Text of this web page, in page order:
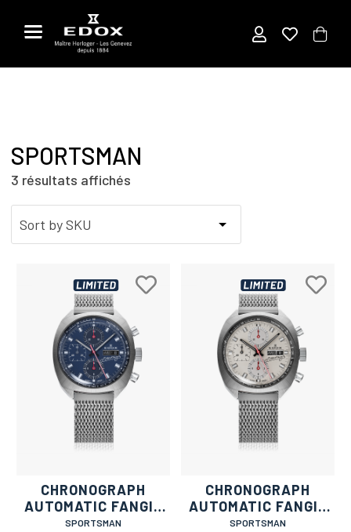
SPORTSMAN
3 résultats affichés
CHRONOGRAPH
AUTOMATIC FANGIO
LIMITED EDITION
SPORTSMAN
CHRONOGRAPH
AUTOMATIC FANGIO
LIMITED EDITION
SPORTSMAN